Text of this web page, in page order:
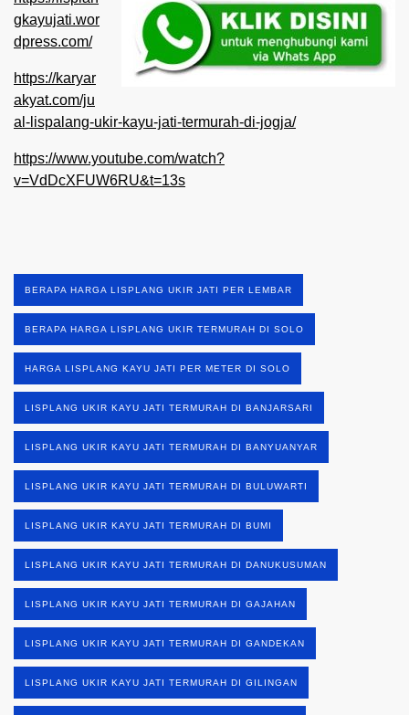
gkayujati.wor
dpress.com/
https://karyar
akyat.com/ju
al-lispalang-ukir-kayu-jati-termurah-di-jogja/
https://www.youtube.com/watch?
v=VdDcXFUW6RU&t=13s
BERAPA HARGA LISPLANG UKIR JATI PER LEMBAR
BERAPA HARGA LISPLANG UKIR TERMURAH DI SOLO
HARGA LISPLANG KAYU JATI PER METER DI SOLO
LISPLANG UKIR KAYU JATI TERMURAH DI BANJARSARI
LISPLANG UKIR KAYU JATI TERMURAH DI BANYUANYAR
LISPLANG UKIR KAYU JATI TERMURAH DI BULUWARTI
LISPLANG UKIR KAYU JATI TERMURAH DI BUMI
LISPLANG UKIR KAYU JATI TERMURAH DI DANUKUSUMAN
LISPLANG UKIR KAYU JATI TERMURAH DI GAJAHAN
LISPLANG UKIR KAYU JATI TERMURAH DI GANDEKAN
LISPLANG UKIR KAYU JATI TERMURAH DI GILINGAN